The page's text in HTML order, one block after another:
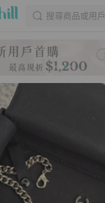
搜尋商品或用戶